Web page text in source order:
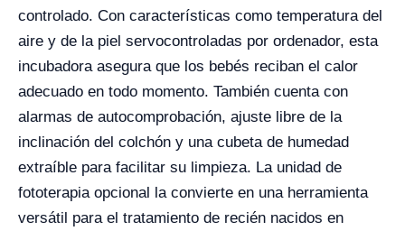
controlado. Con características como temperatura del
aire y de la piel servocontroladas por ordenador, esta
incubadora asegura que los bebés reciban el calor
adecuado en todo momento. También cuenta con
alarmas de autocomprobación, ajuste libre de la
inclinación del colchón y una cubeta de humedad
extraíble para facilitar su limpieza. La unidad de
fototerapia opcional la convierte en una herramienta
versátil para el tratamiento de recién nacidos en